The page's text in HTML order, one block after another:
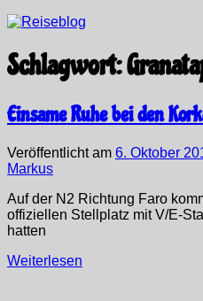
Schlagwort:
Einsame Ruhe bei den
Veröffentlicht am 6. Oktober
Markus
Auf der N2 Richtung Faro
offiziellen Stellplatz mit V/E-
hatten
Weiterlesen